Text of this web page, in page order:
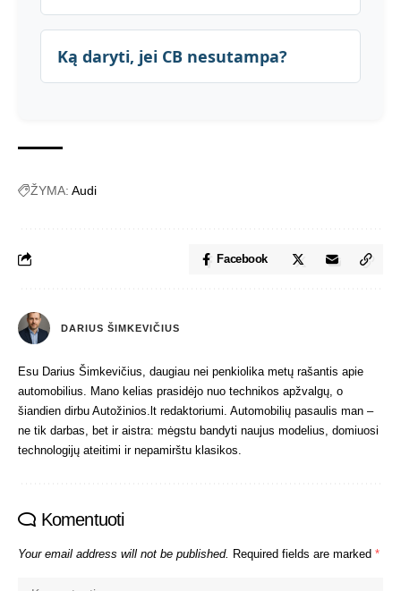
Ką daryti, jei CB nesutampa?
ŽYMA: Audi
Facebook
DARIUS ŠIMKEVIČIUS
Esu Darius Šimkevičius, daugiau nei penkiolika metų rašantis apie
automobilius. Mano kelias prasidėjo nuo technikos apžvalgų, o
šiandien dirbu Autožinios.lt redaktoriumi. Automobilių pasaulis man –
ne tik darbas, bet ir aistra: mėgstu bandyti naujus modelius, domiuosi
technologijų ateitimi ir nepamirštu klasikos.
Komentuoti
Your email address will not be published. Required fields are marked *